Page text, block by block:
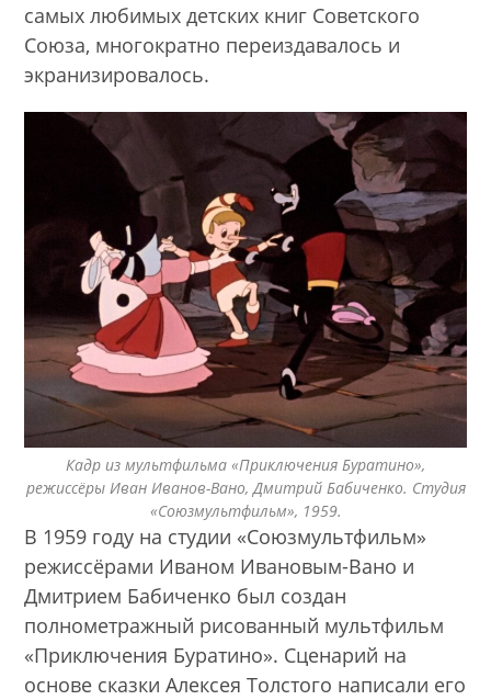
самых любимых детских книг Советского
Союза, многократно переиздавалось и
экранизировалось.
Кадр из мультфильма «Приключения Буратино»,
режиссёры Иван Иванов-Вано, Дмитрий Бабиченко. Студия
«Союзмультфильм», 1959.
В 1959 году на студии «Союзмультфильм»
режиссёрами Иваном Ивановым-Вано и
Дмитрием Бабиченко был создан
полнометражный рисованный мультфильм
«Приключения Буратино». Сценарий на
основе сказки Алексея Толстого написали его